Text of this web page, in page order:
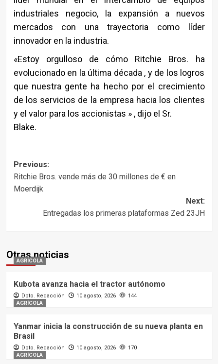
industriales negocio, la expansión a nuevos
mercados con una trayectoria como líder
innovador en la industria.
«Estoy orgulloso de cómo Ritchie Bros. ha
evolucionado en la última década , y de los logros
que nuestra gente ha hecho por el crecimiento
de los servicios de la empresa hacia los clientes
y el valor para los accionistas » , dijo el Sr.
Blake.
Post
navigation
Previous:
Ritchie Bros. vende más de 30 millones de € en
Moerdijk
Next:
Entregadas los primeras plataformas Zed 23JH
Otras noticias
AGRÍCOLA
Kubota avanza hacia el tractor autónomo
Dpto. Redacción 10 agosto, 2026
144
AGRÍCOLA
Yanmar inicia la construcción de su nueva planta en
Brasil
Dpto. Redacción 10 agosto, 2026
170
AGRÍCOLA